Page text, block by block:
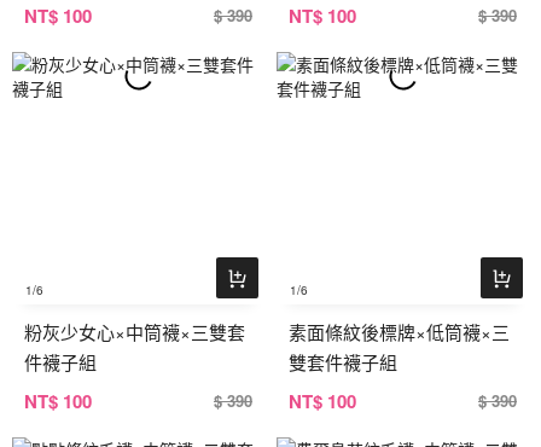
NT$ 100 $ 390 NT$ 100 $ 390
1/6
粉灰少女心×中筒襪×三雙套
件襪子組
NT$ 100 $ 390
1/6
素面條紋後標牌×低筒襪×三
雙套件襪子組
NT$ 100 $ 390